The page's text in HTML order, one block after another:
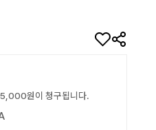
원이 청구됩니다.